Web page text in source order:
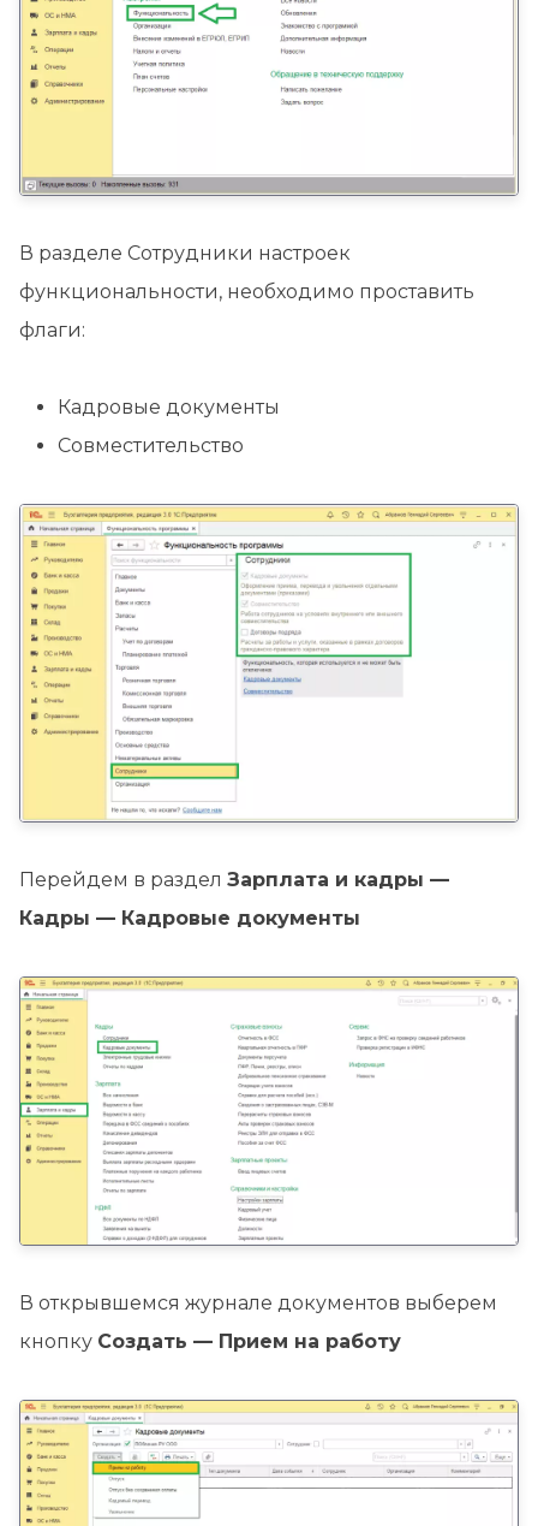
В разделе Сотрудники настроек
функциональности, необходимо проставить
флаги:
Кадровые документы
Совместительство
Перейдем в раздел Зарплата и кадры —
Кадры — Кадровые документы
В открывшемся журнале документов выберем
кнопку Создать — Прием на работу